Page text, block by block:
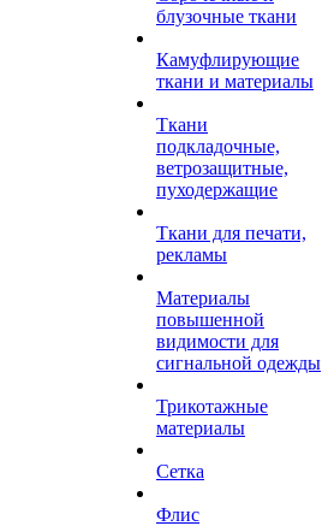
блузочные ткани
Камуфлирующие
ткани и материалы
Ткани
подкладочные,
ветрозащитные,
пуходержащие
Ткани для печати,
рекламы
Материалы
повышенной
видимости для
сигнальной одежды
Трикотажные
материалы
Сетка
Флис